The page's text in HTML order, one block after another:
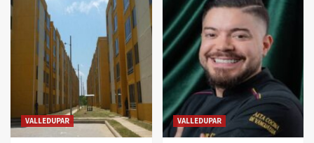
VALLEDUPAR VALLEDUPAR